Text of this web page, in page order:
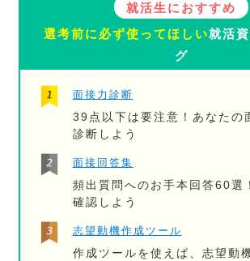
就活生におすすめ
選考前に必ず使ってほしい就活
グ
面接力診断
39点以下は要注意！あなたの
診断しよう
面接回答集
頻出質問へのお手本回答60選
確認しよう
志望動機作成ツール
作成ツールを使えば、志望動